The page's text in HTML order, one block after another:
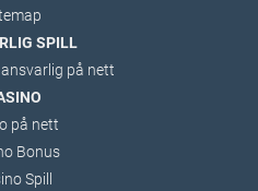
SPILL
på nett
på nett
Bonus
Spill